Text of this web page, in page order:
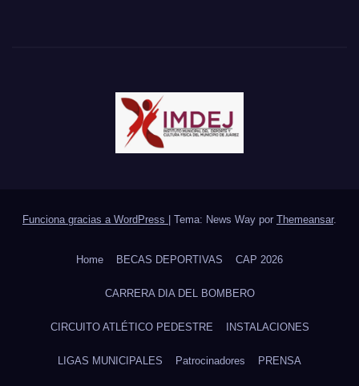
Funciona gracias a WordPress Tema: News Way por Themeansar.
Home BECAS DEPORTIVAS CAP 2026
CARRERA DIA DEL BOMBERO
CIRCUITO ATLÉTICO PEDESTRE INSTALACIONES
LIGAS MUNICIPALES Patrocinadores PRENSA